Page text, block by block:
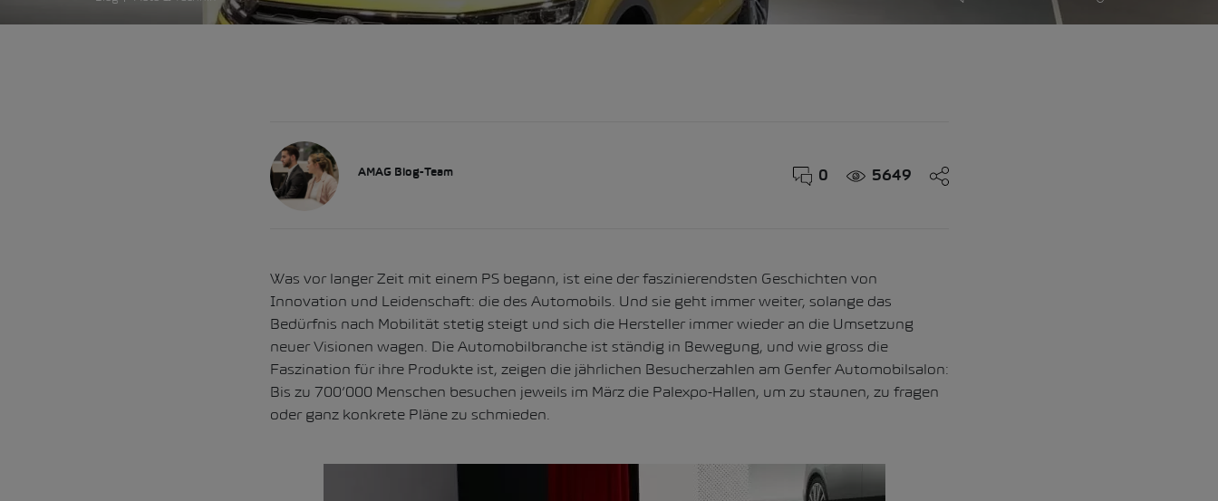
AMAG Blog-Team 0 5649
Was vor langer Zeit mit einem PS begann, ist eine der faszinierendsten Geschichten von
Innovation und Leidenschaft: die des Automobils. Und sie geht immer weiter, solange das
Bedürfnis nach Mobilität stetig steigt und sich die Hersteller immer wieder an die Umsetzung
neuer Visionen wagen. Die Automobilbranche ist ständig in Bewegung, und wie gross die
Faszination für ihre Produkte ist, zeigen die jährlichen Besucherzahlen am Genfer Automobilsalon:
Bis zu 700’000 Menschen besuchen jeweils im März die Palexpo-Hallen, um zu staunen, zu fragen
oder ganz konkrete Pläne zu schmieden.